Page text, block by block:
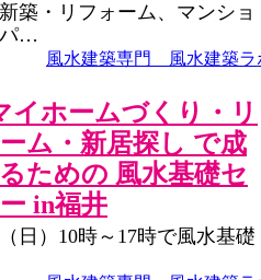
築・リフォーム、マンショ
…
風水建築専門 風水建築ラ
イホームづくり・リ
ム・新居探し で成
ための 風水基礎セ
in福井
日）10時～17時で風水基礎